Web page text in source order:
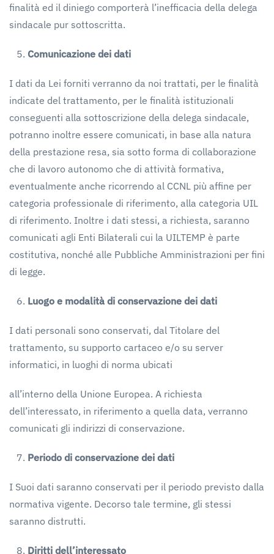
finalità ed il diniego comporterà l’inefficacia della delega
sindacale pur sottoscritta.
Comunicazione dei dati
I dati da Lei forniti verranno da noi trattati, per le finalità
indicate del trattamento, per le finalità istituzionali
conseguenti alla sottoscrizione della delega sindacale,
potranno inoltre essere comunicati, in base alla natura
della prestazione resa, sia sotto forma di collaborazione
che di lavoro autonomo che di attività formativa,
eventualmente anche ricorrendo al CCNL più affine per
categoria professionale di riferimento, alla categoria UIL
di riferimento. Inoltre i dati stessi, a richiesta, saranno
comunicati agli Enti Bilaterali cui la UILTEMP è parte
costitutiva, nonché alle Pubbliche Amministrazioni per fini
di legge.
Luogo e modalità di conservazione dei dati
I dati personali sono conservati, dal Titolare del
trattamento, su supporto cartaceo e/o su server
informatici, in luoghi di norma ubicati
all’interno della Unione Europea. A richiesta
dell’interessato, in riferimento a quella data, verranno
comunicati gli indirizzi di conservazione.
Periodo di conservazione dei dati
I Suoi dati saranno conservati per il periodo previsto dalla
normativa vigente. Decorso tale termine, gli stessi
saranno distrutti.
Diritti dell’interessato